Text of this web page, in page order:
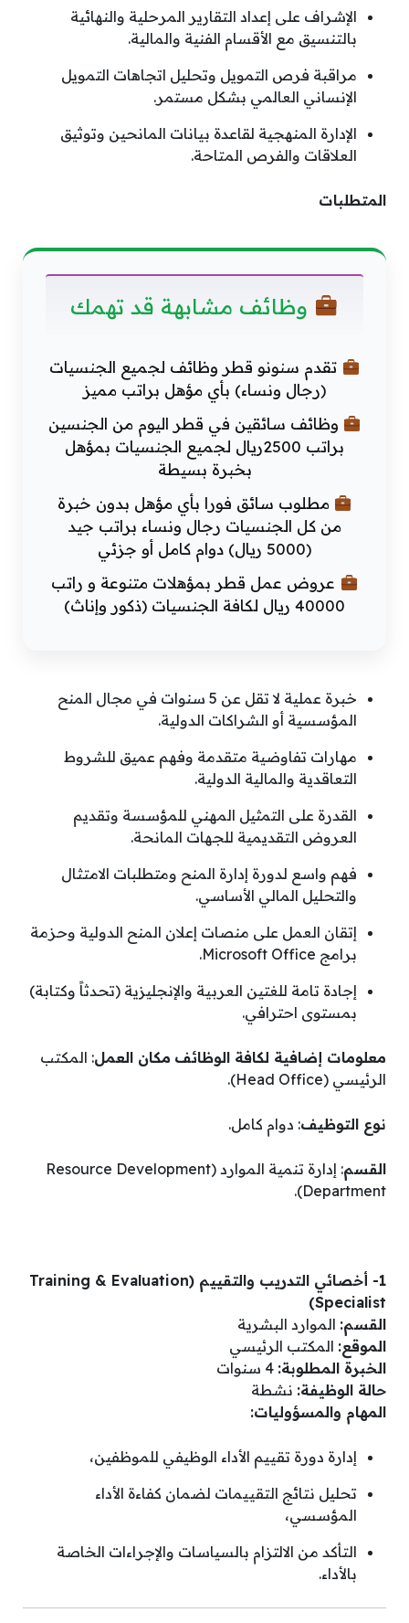
الإشراف على إعداد التقارير المرحلية والنهائية
بالتنسيق مع الأقسام الفنية والمالية.
مراقبة فرص التمويل وتحليل اتجاهات التمويل
الإنساني العالمي بشكل مستمر.
الإدارة المنهجية لقاعدة بيانات المانحين وتوثيق
العلاقات والفرص المتاحة.
المتطلبات
وظائف مشابهة قد تهمك
تقدم سنونو قطر وظائف لجميع الجنسيات
(رجال ونساء) بأي مؤهل براتب مميز
وظائف سائقين في قطر اليوم من الجنسين
براتب 2500ريال لجميع الجنسيات بمؤهل
بخبرة بسيطة
مطلوب سائق فورا بأي مؤهل بدون خبرة
من كل الجنسيات رجال ونساء براتب جيد
(5000 ريال) دوام كامل أو جزئي
عروض عمل قطر بمؤهلات متنوعة و راتب
40000 ريال لكافة الجنسيات (ذكور وإناث)
خبرة عملية لا تقل عن 5 سنوات في مجال المنح
المؤسسية أو الشراكات الدولية.
مهارات تفاوضية متقدمة وفهم عميق للشروط
التعاقدية والمالية الدولية.
القدرة على التمثيل المهني للمؤسسة وتقديم
العروض التقديمية للجهات المانحة.
فهم واسع لدورة إدارة المنح ومتطلبات الامتثال
والتحليل المالي الأساسي.
إتقان العمل على منصات إعلان المنح الدولية وحزمة
برامج Microsoft Office.
إجادة تامة للغتين العربية والإنجليزية (تحدثاً وكتابة)
بمستوى احترافي.
معلومات إضافية لكافة الوظائف مكان العمل: المكتب
الرئيسي (Head Office).
نوع التوظيف: دوام كامل.
القسم
: إدارة تنمية الموارد (Resource Development
Department).
1- أخصائي التدريب والتقييم (Training & Evaluation
Specialist)
القسم: الموارد البشرية
الموقع: المكتب الرئيسي
الخبرة المطلوبة:
حالة الوظيفة: نشطة
المهام والمسؤوليات:
إدارة دورة تقييم الأداء الوظيفي للموظفين،
تحليل نتائج التقييمات لضمان كفاءة الأداء
المؤسسي،
التأكد من الالتزام بالسياسات والإجراءات الخاصة
بالأداء.